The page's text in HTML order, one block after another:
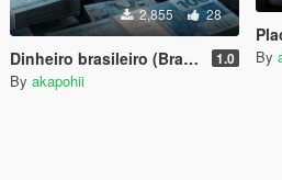
2,855 28
Dinheiro brasileiro (Brazilian money) [Pack] 1.0
By akapohii
Placa
By